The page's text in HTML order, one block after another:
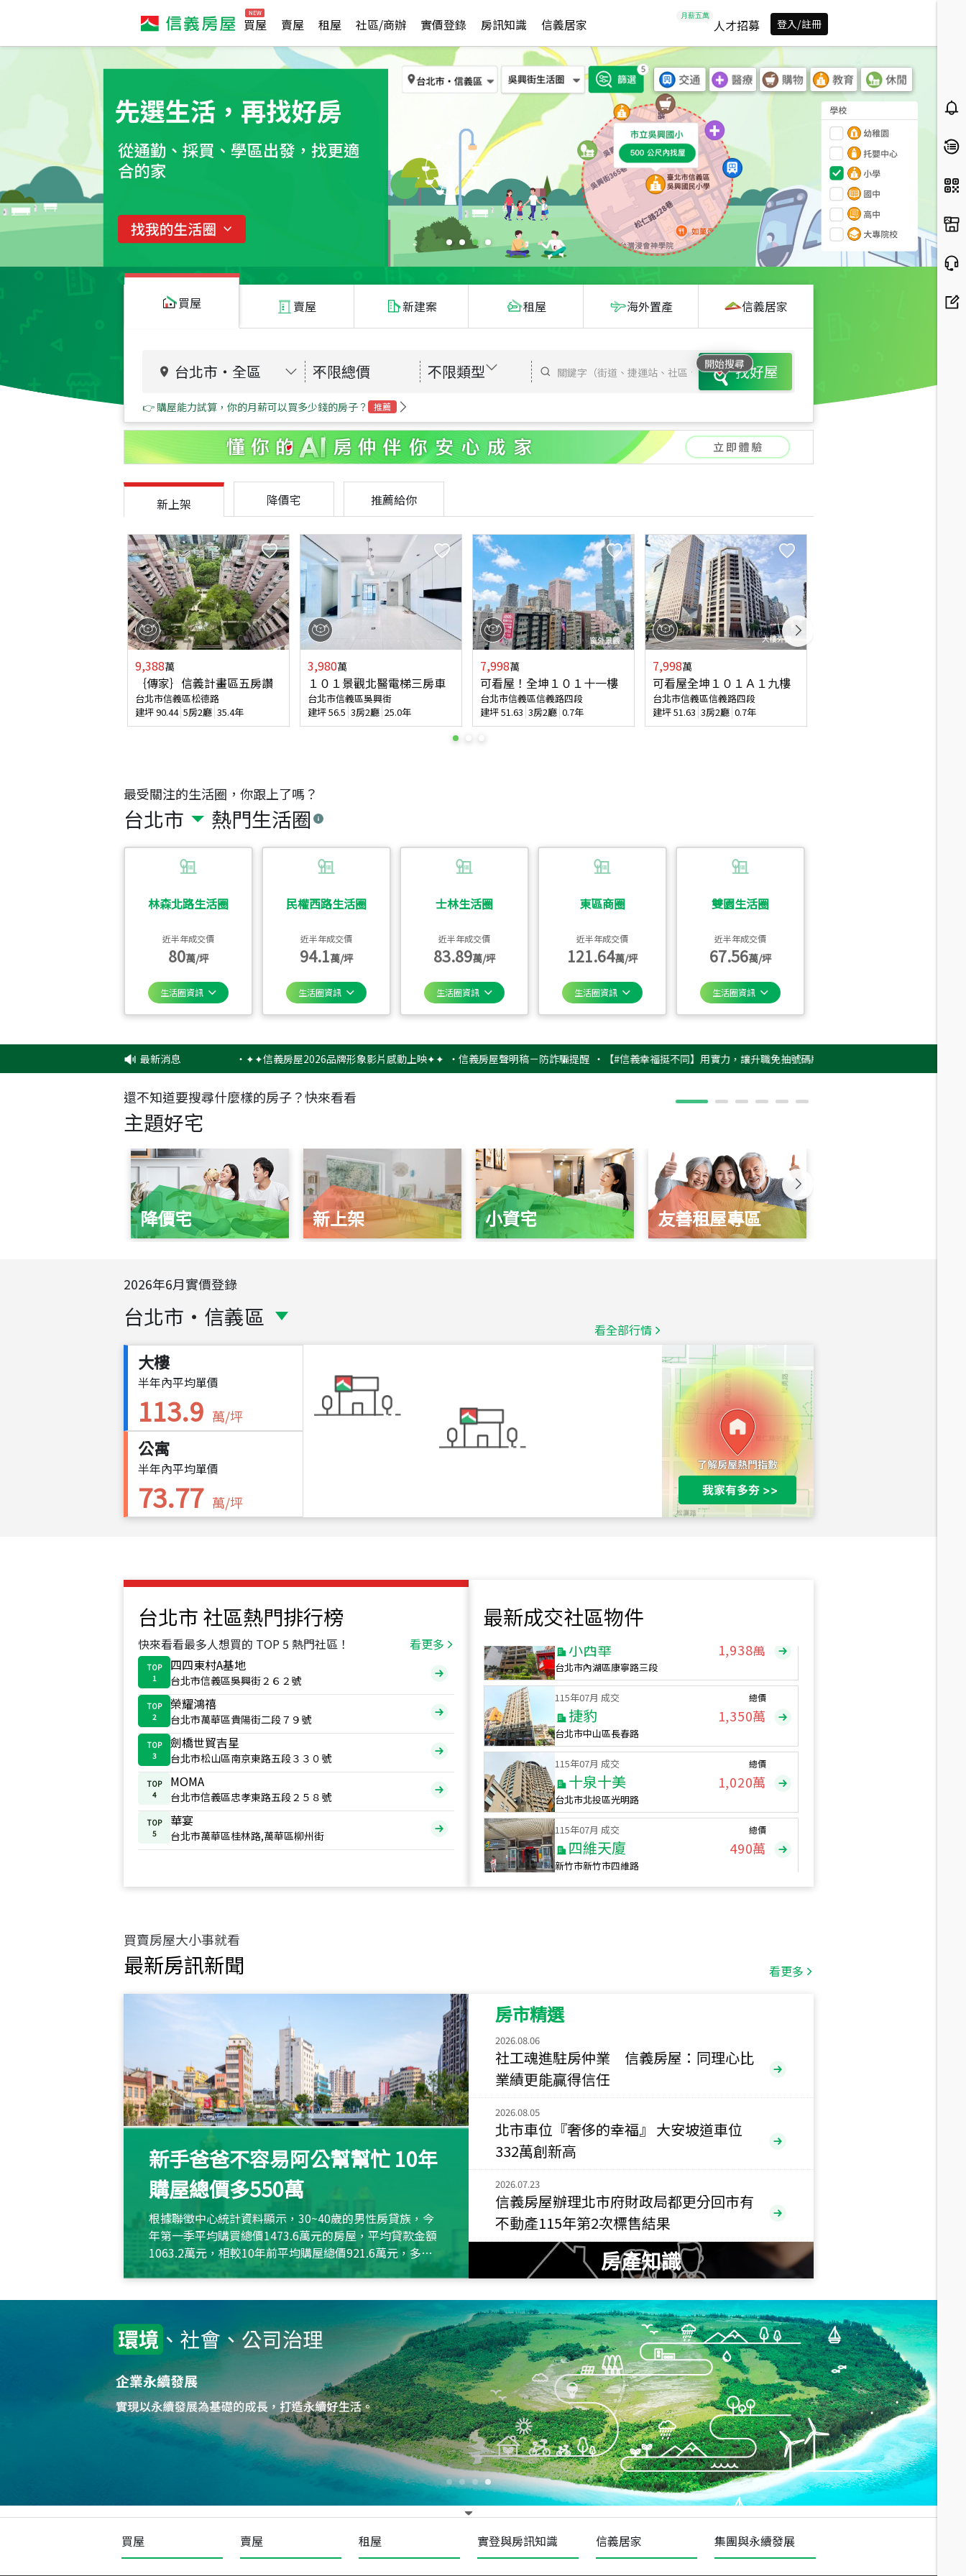
買屋 賣屋 租屋 社區/商辦 實價登錄 房訊知識 信義居家 人才招募 登入/註冊
買屋 賣屋 新建案 租屋 海外置產 信義居家
台北市 ・ 全區 不限總價 不限類型
開始搜尋
找好屋
👉 購屋能力試算，你的月薪可以買多少錢的房子？ 推薦
最受關注的生活圈，你跟上了嗎？
台北市 熱門生活圈
林森北路生活圈
近半年成交價
80萬/坪
生活圈資訊
民權西路生活圈
近半年成交價
94.1萬/坪
生活圈資訊
士林生活圈
近半年成交價
83.89萬/坪
生活圈資訊
東區商圈
近半年成交價
121.64萬/坪
生活圈資訊
雙園生活圈
近半年成交價
67.56萬/坪
生活圈資訊
新上架 降價宅 推薦給你
9,388萬
｛傳家｝信義計畫區五房讚
台北市信義區松德路
建坪90.44 5房2廳 35.4年
3,980萬
１０１景觀北醫電梯三房車
台北市信義區吳興街
建坪56.5 3房2廳 25.0年
7,998萬
可看屋！全坤１０１十一樓
台北市信義區信義路四段
建坪51.63 3房2廳 0.7年
7,998萬
可看屋全坤１０１Ａ１九樓
台北市信義區信義路四段
建坪51.63 3房2廳 0.7年
最新消息 ✦✦信義房屋2026品牌形象影片感動上映✦✦ ‧信義房屋聲明稿－防詐騙提醒 ‧【#信義幸福挺不同】用實力，讓升職免抽號碼牌！最新雇主品牌影片上架，立即GO！(ﾉ
還不知道要搜尋什麼樣的房子？快來看看
主題好宅
降價宅 新上架 小資宅 友善租屋專區
2026年6月實價登錄
台北市 ・ 信義區 看全部行情
大樓
半年內平均單價
113.9 萬/坪
公寓
半年內平均單價
73.77 萬/坪
台北市 社區熱門排行榜
快來看看最多人想買的 TOP 5 熱門社區！ 看更多
TOP
1
四四東村A基地
台北市信義區吳興街２６２號
TOP
2
榮耀鴻禧
台北市萬華區貴陽街二段７９號
TOP
3
劍橋世貿吉星
台北市松山區南京東路五段３３０號
TOP
4
MOMA
台北市信義區忠孝東路五段２５８號
TOP
5
華宴
台北市萬華區桂林路,萬華區柳州街
最新成交社區物件
115
捷豹
總價
1,350萬
總價
490萬
總價
1,808萬
新北市永和區環河西路二段
總價
530萬
115年07月 成交
小西華
台北市內湖區康寧路三段
115年07月 成交
捷豹
台北市中山區長春路
總價
1,350萬
115年07月 成交
十泉十美
台北市北投區光明路
總價
1,020萬
115年07月 成交
四維天廈
新竹市新竹市四維路
總價
490萬
115
115年07月 成交
小西華 1,938萬
115年
捷豹
115年07月 成交
十泉十美
台北市北投區光明路
總價
115年07月 成交
新竹市新竹市四維路
總價
115年07月 成交
菁英典藏
新竹市新竹市慈祥路
總價
1,808萬
買賣房屋大小事就看
最新房訊新聞 看更多
新手爸爸不容易阿公幫幫忙 10年
購屋總價多550萬
根據聯徵中心統計資料顯示，30~40歲的男性房貸族，今
年第一季平均購買總價1473.6萬元的房屋，平均貸款金額
1063.2萬元，相較10年前平均購屋總價921.6萬元，多出
約550萬元，且貸款金額也多
房市精選
2026.08.06
社工魂進駐房仲業 信義房屋：同理心比
業績更能贏得信任
2026.08.05
北市車位『奢侈的幸福』 大安坡道車位
332萬創新高
2026.07.23
信義房屋辦理北市府財政局都更分回市有
不動產115年第2次標售結果
房產知識
買屋 賣屋 租屋 實登與房訊知識 信義居家 集團與永續發展